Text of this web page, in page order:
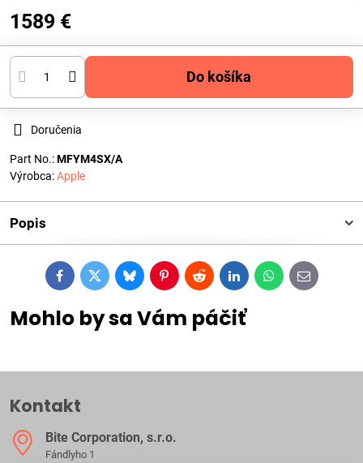
1589 €
Do košíka
Doručenia
Part No.:MFYM4SX/A
Výrobca:Apple
Popis
FacebookTwitterBlueskyPinterestRedditLinkedInWhatsApp
E-
mail
Mohlo by sa Vám páčiť
Kontakt
Bite Corporation, s​.r​.o​.
Fándlyho 1